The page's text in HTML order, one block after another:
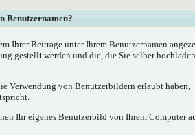
Benutzernamen?
Ihrer Beiträge unter Ihrem Benutzernamen
gestellt werden und die, die Sie selber hochladen
Verwendung von Benutzerbildern erlaubt haben,
Ihr eigenes Benutzerbild von Ihrem Computer